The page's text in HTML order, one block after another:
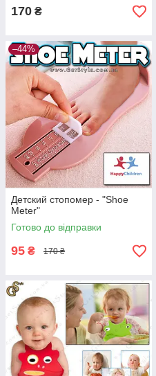
170 ₴
–44%
Детский стопомер - "Shoe
Meter"
Готово до відправки
95 ₴ 170 ₴